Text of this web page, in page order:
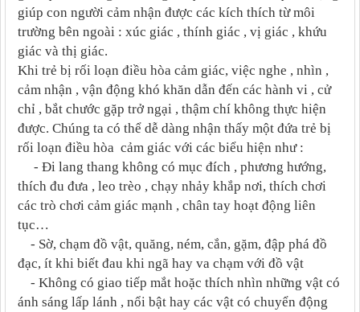
giúp con người cảm nhận được các kích thích từ môi
trường bên ngoài : xúc giác , thính giác , vị giác , khứu
giác và thị giác.
Khi trẻ bị rối loạn điều hòa cảm giác, việc nghe , nhìn ,
cảm nhận , vận động khó khăn dẫn đến các hành vi , cử
chỉ , bắt chước gặp trở ngại , thậm chí không thực hiện
được. Chúng ta có thể dễ dàng nhận thấy một đứa trẻ bị
rối loạn điều hòa cảm giác với các biểu hiện như :
- Đi lang thang không có mục đích , phương hướng,
thích đu đưa , leo trèo , chạy nhảy khắp nơi, thích chơi
các trò chơi cảm giác mạnh , chân tay hoạt động liên
tục…
- Sờ, chạm đồ vật, quăng, ném, cắn, gặm, đập phá đồ
đạc, ít khi biết đau khi ngã hay va chạm với đồ vật
- Không có giao tiếp mắt hoặc thích nhìn những vật có
ánh sáng lấp lánh , nổi bật hay các vật có chuyển động